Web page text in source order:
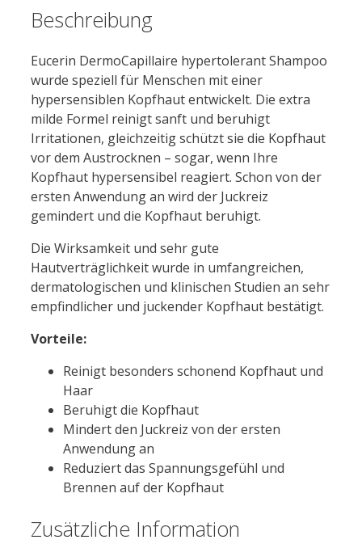
Beschreibung
Eucerin DermoCapillaire hypertolerant Shampoo
wurde speziell für Menschen mit einer
hypersensiblen Kopfhaut entwickelt. Die extra
milde Formel reinigt sanft und beruhigt
Irritationen, gleichzeitig schützt sie die Kopfhaut
vor dem Austrocknen – sogar, wenn Ihre
Kopfhaut hypersensibel reagiert. Schon von der
ersten Anwendung an wird der Juckreiz
gemindert und die Kopfhaut beruhigt.
Die Wirksamkeit und sehr gute
Hautverträglichkeit wurde in umfangreichen,
dermatologischen und klinischen Studien an sehr
empfindlicher und juckender Kopfhaut bestätigt.
Vorteile:
Reinigt besonders schonend Kopfhaut und
Haar
Beruhigt die Kopfhaut
Mindert den Juckreiz von der ersten
Anwendung an
Reduziert das Spannungsgefühl und
Brennen auf der Kopfhaut
Zusätzliche Information